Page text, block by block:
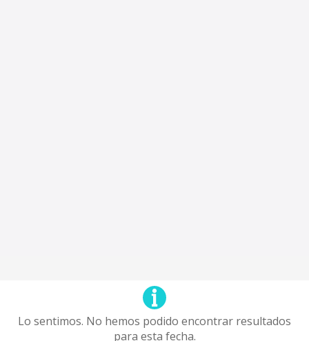
Lo sentimos. No hemos podido encontrar resultados
para esta fecha.